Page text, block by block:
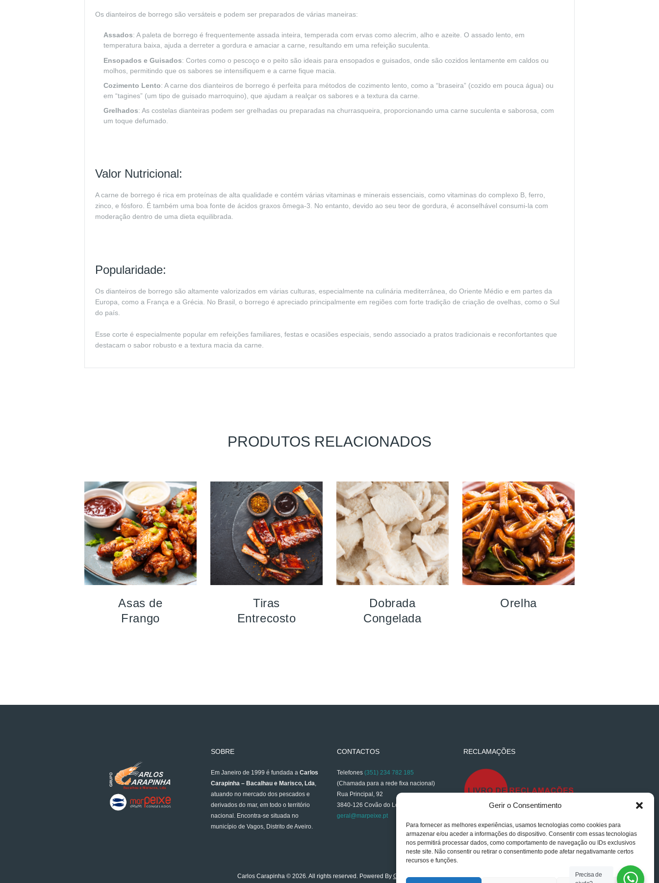
Gerir o Consentimento
Para fornecer as melhores experiências, usamos tecnologias como cookies para
armazenar e/ou aceder a informações do dispositivo. Consentir com essas tecnologias
nos permitirá processar dados, como comportamento de navegação ou IDs exclusivos
neste site. Não consentir ou retirar o consentimento pode afetar negativamante certos
recursos e funções.
Os dianteiros de borrego são versáteis e podem ser preparados de várias maneiras:
Assados: A paleta de borrego é frequentemente assada inteira, temperada com ervas como alecrim, alho e azeite. O assado lento, em
temperatura baixa, ajuda a derreter a gordura e amaciar a carne, resultando em uma refeição suculenta.
Ensopados e Guisados: Cortes como o pescoço e o peito são ideais para ensopados e guisados, onde são cozidos lentamente em caldos ou
molhos, permitindo que os sabores se intensifiquem e a carne fique macia.
Cozimento Lento: A carne dos dianteiros de borrego é perfeita para métodos de cozimento lento, como a “braseira” (cozido em pouca água) ou
em “tagines” (um tipo de guisado marroquino), que ajudam a realçar os sabores e a textura da carne.
Grelhados: As costelas dianteiras podem ser grelhadas ou preparadas na churrasqueira, proporcionando uma carne suculenta e saborosa, com
um toque defumado.
Valor Nutricional:
A carne de borrego é rica em proteínas de alta qualidade e contém várias vitaminas e minerais essenciais, como vitaminas do complexo B, ferro,
zinco, e fósforo. É também uma boa fonte de ácidos graxos ômega-3. No entanto, devido ao seu teor de gordura, é aconselhável consumi-la com
moderação dentro de uma dieta equilibrada.
Popularidade:
Os dianteiros de borrego são altamente valorizados em várias culturas, especialmente na culinária mediterrânea, do Oriente Médio e em partes da
Europa, como a França e a Grécia. No Brasil, o borrego é apreciado principalmente em regiões com forte tradição de criação de ovelhas, como o Sul
do país.
Esse corte é especialmente popular em refeições familiares, festas e ocasiões especiais, sendo associado a pratos tradicionais e reconfortantes que
destacam o sabor robusto e a textura macia da carne.
PRODUTOS RELACIONADOS
Asas de
Frango
Tiras
Entrecosto
Dobrada
Congelada
Orelha
SOBRE
Em Janeiro de 1999 é fundada a Carlos
Carapinha – Bacalhau e Marisco, Lda
atuando no mercado dos pescados e
derivados do mar, em todo o território
nacional. Encontra-se situada no
município de Vagos, Distrito de Aveiro.
CONTACTOS
Telefones (351) 234 782 185
(Chamada para a rede fixa nacional)
Rua Principal, 92
3840-126 Covão do Lobo
geral@marpeixe.pt
RECLAMAÇÕES
Carlos Carapinha © 2026. All rights reserved. Powered By GESTWEB
Precisa de